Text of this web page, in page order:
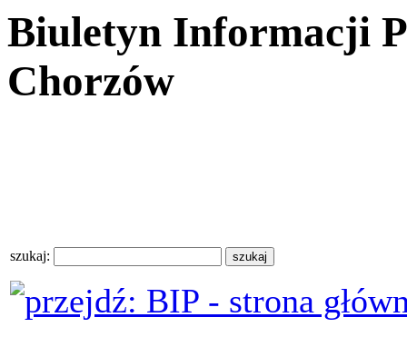
Biuletyn Informacji
Chorzów
szukaj: